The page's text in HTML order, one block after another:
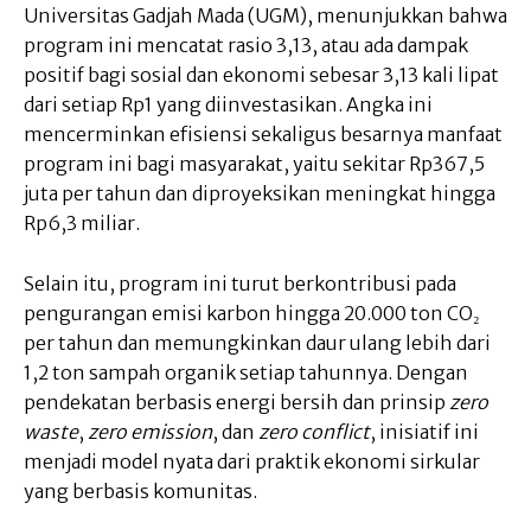
Universitas Gadjah Mada (UGM), menunjukkan bahwa
program ini mencatat rasio 3,13, atau ada dampak
positif bagi sosial dan ekonomi sebesar 3,13 kali lipat
dari setiap Rp1 yang diinvestasikan. Angka ini
mencerminkan efisiensi sekaligus besarnya manfaat
program ini bagi masyarakat, yaitu sekitar Rp367,5
juta per tahun dan diproyeksikan meningkat hingga
Rp6,3 miliar.
Selain itu, program ini turut berkontribusi pada
pengurangan emisi karbon hingga 20.000 ton CO₂
per tahun dan memungkinkan daur ulang lebih dari
1,2 ton sampah organik setiap tahunnya. Dengan
pendekatan berbasis energi bersih dan prinsip zero
waste, zero emission, dan zero conflict, inisiatif ini
menjadi model nyata dari praktik ekonomi sirkular
yang berbasis komunitas.